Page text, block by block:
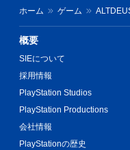
ホーム ゲーム
概要
SIEについて
採用情報
PlayStation Studios
PlayStation Productions
会社情報
PlayStationの歴史